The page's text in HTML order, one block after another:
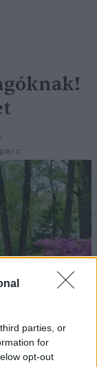
parties, or
for
opt-out